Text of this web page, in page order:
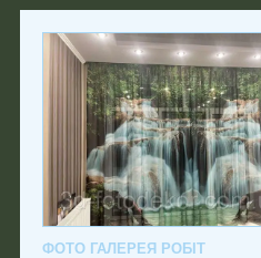
ФОТО ГАЛЕРЕЯ РОБІТ